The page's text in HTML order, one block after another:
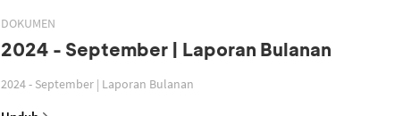
DOKUMEN
2024 - September | Laporan Bulanan
2024 - September | Laporan Bulanan